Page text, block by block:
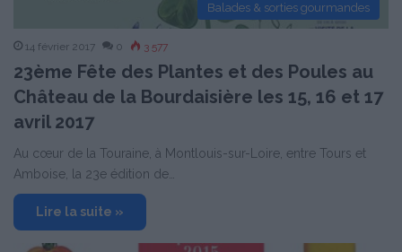
Balades & sorties gourmandes
14 février 2017 0 3 577
23ème Fête des Plantes et des Poules au
Château de la Bourdaisière les 15, 16 et 17
avril 2017
Au cœur de la Touraine, à Montlouis-sur-Loire, entre Tours et
Amboise, la 23e édition de…
Lire la suite »